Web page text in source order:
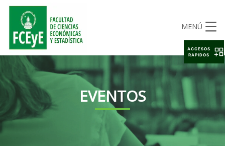
MENÚ
EVENTOS
ACCESOS
RAPIDOS